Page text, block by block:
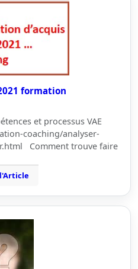
formation
et processus VAE
coaching/analyser-
Comment trouve faire